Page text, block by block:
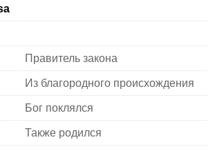
Правитель закона
Из благородного происхождения
Бог поклялся
Также родился